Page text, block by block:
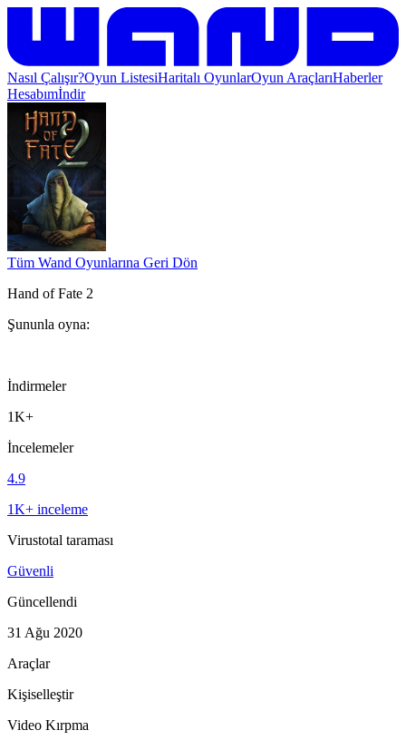
Nasıl Çalışır?Oyun ListesiHaritalı OyunlarOyun AraçlarıHaberler
Hesabımİndir
Tüm Wand Oyunlarına Geri Dön
Hand of Fate 2
Şununla oyna:
İndirmeler
1K+
İncelemeler
4.9
1K+ inceleme
Virustotal taraması
Güvenli
Güncellendi
31 Ağu 2020
Araçlar
Kişiselleştir
Video Kırpma